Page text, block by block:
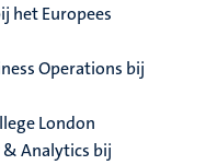
het Europees
Operations bij
London
Analytics bij